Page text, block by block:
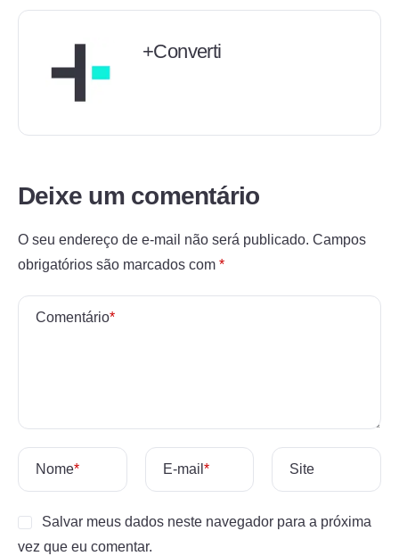
+Converti
Deixe um comentário
O seu endereço de e-mail não será publicado. Campos
obrigatórios são marcados com *
Comentário*
Nome* E-mail * Site
Salvar meus dados neste navegador para a próxima
vez que eu comentar.